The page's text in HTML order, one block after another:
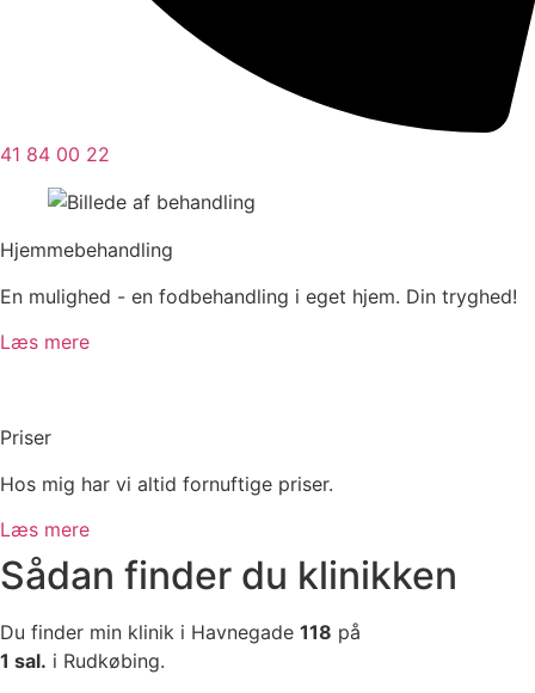
41 84 00 22
Hjemmebehandling
En mulighed - en fodbehandling i eget hjem. Din tryghed!
Læs mere
Priser
Hos mig har vi altid fornuftige priser.
Læs mere
Sådan finder du klinikken
Du finder min klinik i Havnegade 118 på
1 sal. i Rudkøbing.